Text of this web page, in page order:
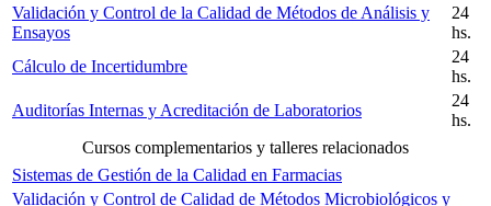
Validación y Control de la Calidad de Métodos de Análisis y
Ensayos
24
hs.
Cálculo de Incertidumbre
24
hs.
Auditorías Internas y Acreditación de Laboratorios
24
hs.
Cursos complementarios y talleres relacionados
Sistemas de Gestión de la Calidad en Farmacias
Validación y Control de Calidad de Métodos Microbiológicos y